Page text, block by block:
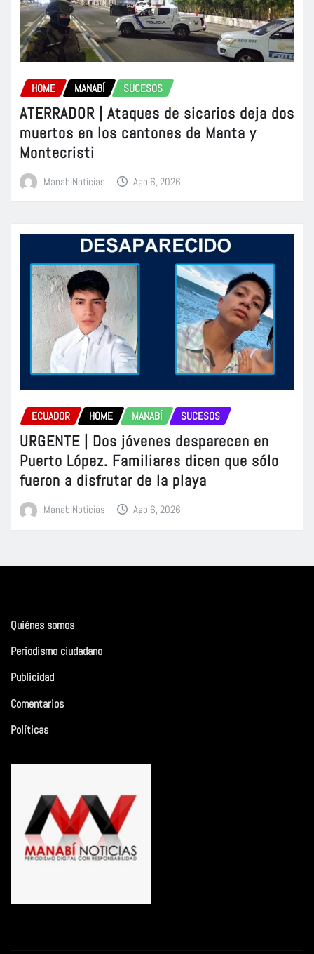
HOME MANABÍ SUCESOS
ATERRADOR | Ataques de sicarios deja dos
muertos en los cantones de Manta y
Montecristi
ManabiNoticias Ago 6, 2026
ECUADOR HOME MANABÍ SUCESOS
URGENTE | Dos jóvenes desparecen en
Puerto López. Familiares dicen que sólo
fueron a disfrutar de la playa
ManabiNoticias Ago 6, 2026
Quiénes somos
Periodismo ciudadano
Publicidad
Comentarios
Políticas